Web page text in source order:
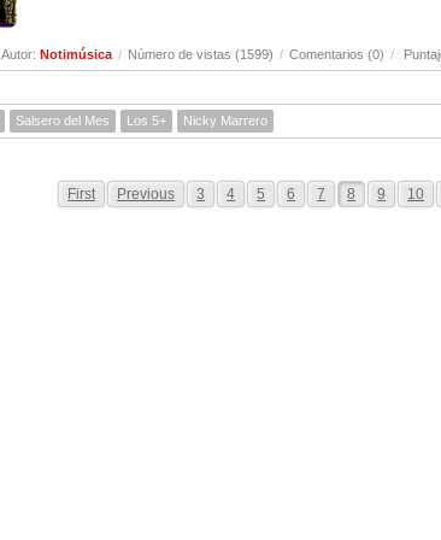
Autor: Notimúsica / Número de vistas (1599) / Comentarios (0) /
Salsero del Mes Los 5+ Nicky Marrero
First Previous 3 4 5 6 7 8 9 10